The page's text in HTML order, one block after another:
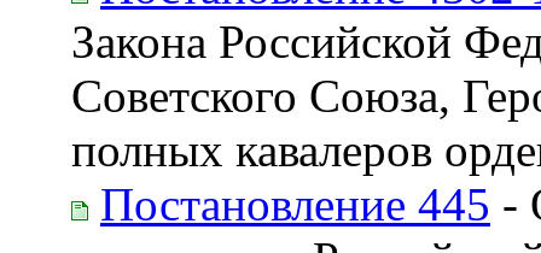
Закона Российской
Советского Союза,
полных кавалеров
Постановление 445 -